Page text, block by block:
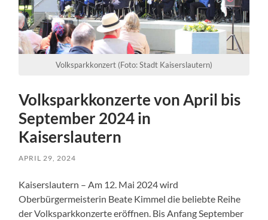
Volksparkkonzert (Foto: Stadt Kaiserslautern)
Volksparkkonzerte von April bis
September 2024 in
Kaiserslautern
APRIL 29, 2024
Kaiserslautern – Am 12. Mai 2024 wird
Oberbürgermeisterin Beate Kimmel die beliebte Reihe
der Volksparkkonzerte eröffnen. Bis Anfang September